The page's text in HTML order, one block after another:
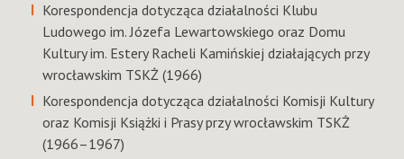
Korespondencja dotycząca działalności Klubu
Ludowego im. Józefa Lewartowskiego oraz Domu
Kultury im. Estery Racheli Kamińskiej działających przy
wrocławskim TSKŻ (1966)
Korespondencja dotycząca działalności Komisji Kultury
oraz Komisji Książki i Prasy przy wrocławskim TSKŻ
(1966–1967)